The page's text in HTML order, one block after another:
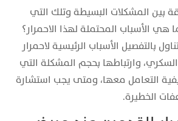
بين المشكلات البسيطة وتلك التي
هي الأسباب المحتملة لهذا الاحمرار؟
بالتفصيل الأسباب الرئيسية لاحمرار
وارتباطها بحجم المشكلة التي
التعامل معها، ومتى يجب استشارة
الخطيرة.